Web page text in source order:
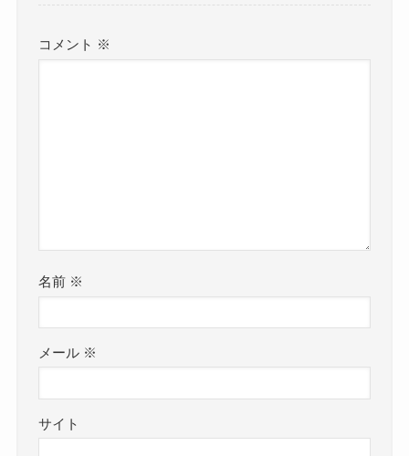
コメント ※
名前 ※
メール ※
サイト